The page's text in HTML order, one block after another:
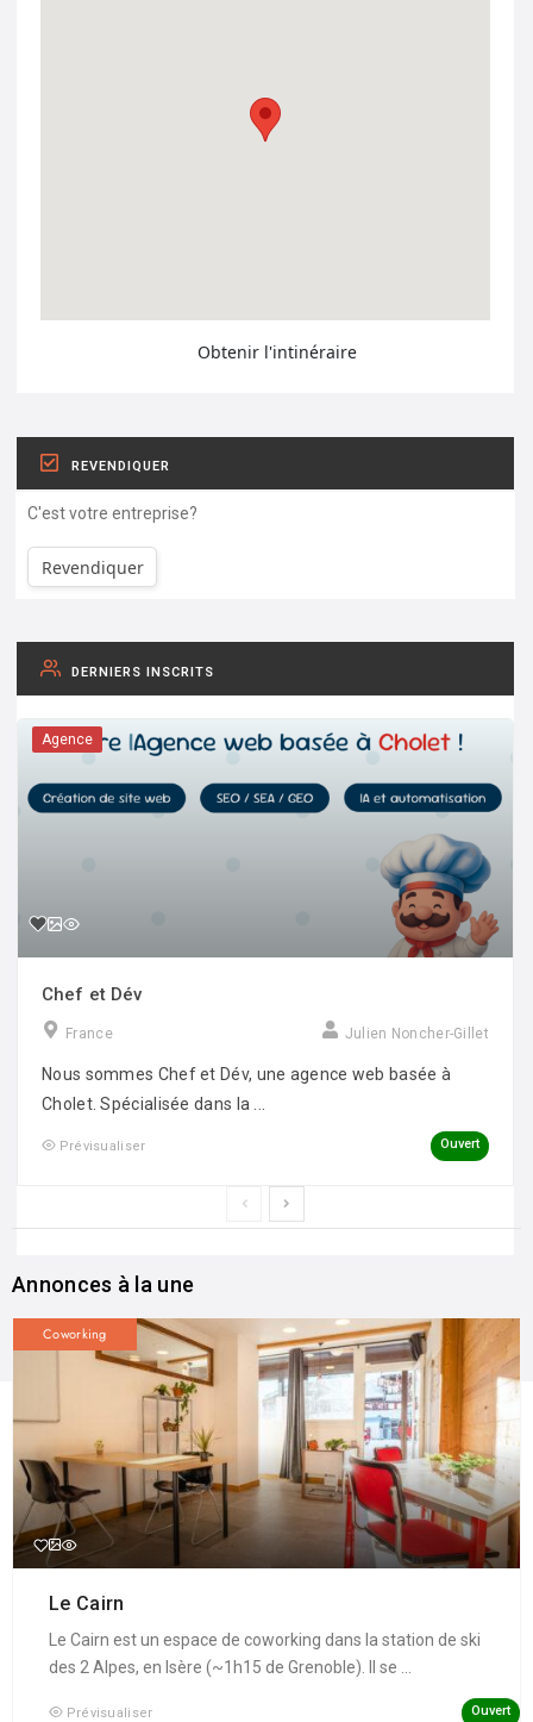
Obtenir l'intinéraire
REVENDIQUER
C'est votre entreprise?
Revendiquer
DERNIERS INSCRITS
Agence
Chef et Dév
France Julien Noncher-Gillet
Nous sommes Chef et Dév, une agence web basée à
Cholet. Spécialisée dans la ...
Prévisualiser Ouvert
Annonces à la une
Coworking
Le Cairn
Le Cairn est un espace de coworking dans la station de ski
des 2 Alpes, en Isère (~1h15 de Grenoble). Il se ...
Prévisualiser Ouvert